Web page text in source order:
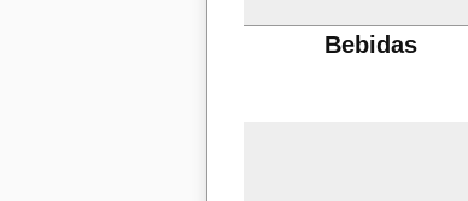
Bebidas